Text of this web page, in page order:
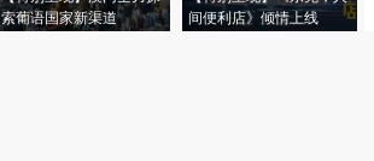
索葡语国家新渠道
间便利店》倾情上线